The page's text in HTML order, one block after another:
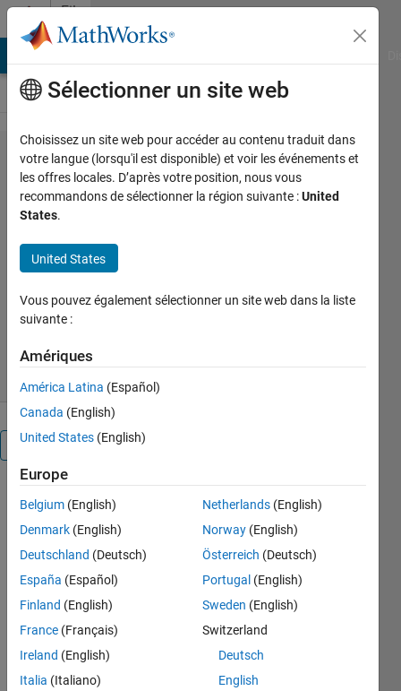
Passer au contenu
File
Exchange
Climate Data Toolbox
for MATLAB
A set of low-level functions and tutorials for analyzing
and displaying Earth science data.
http://www.chadagreene.com/CDT/CDT_Contents.html
Chad Greene
19,7K téléchargements
Présentation
contains a
standard set
of MATLAB
analyzing
and
displaying
data. The
functions
Sélectionner un site web
Choisissez un site web pour accéder au contenu traduit dans
votre langue (lorsqu'il est disponible) et voir les événements et
les offres locales. D’après votre position, nous vous
recommandons de sélectionner la région suivante :United
States.
United States
Vous pouvez également sélectionner un site web dans la liste
suivante :
Amériques
América Latina (Español)
Canada (English)
United States (English)
Europe
Belgium (English)
Denmark (English)
Deutschland (Deutsch)
España (Español)
Finland (English)
France (Français)
Ireland (English)
Italia (Italiano)
Netherlands (English)
Norway (English)
Österreich (Deutsch)
Portugal (English)
Sweden (English)
Switzerland
Deutsch
English